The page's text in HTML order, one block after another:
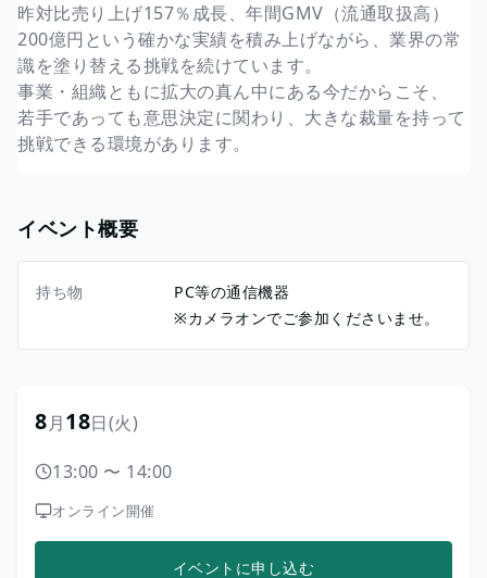
昨対比売り上げ157％成長、年間GMV（流通取扱高）
200億円という確かな実績を積み上げながら、業界の常
識を塗り替える挑戦を続けています。
事業・組織ともに拡大の真ん中にある今だからこそ、
若手であっても意思決定に関わり、大きな裁量を持って
挑戦できる環境があります。
イベント概要
持ち物
PC等の通信機器
※カメラオンでご参加くださいませ。
8月18日(火)
13:00 〜 14:00
オンライン開催
イベントに申し込む